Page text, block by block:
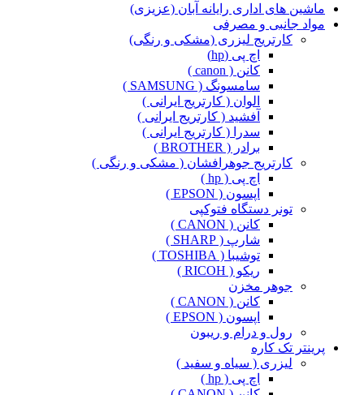
ماشین های اداری رایانه آبان (عزیزی)
مواد جانبی و مصرفی
کارتریج لیزری (مشکی و رنگی)
اچ پی (hp)
کانن ( canon )
سامسونگ ( SAMSUNG )
الوان ( کارتریج ایرانی )
آفشید ( کارتریج ایرانی )
سدرا ( کارتریج ایرانی )
برادر ( BROTHER )
کارتریج جوهرافشان ( مشکی و رنگی )
اچ پی ( hp )
اپسون ( EPSON )
تونر دستگاه فتوکپی
کانن ( CANON )
شارپ ( SHARP )
توشیبا ( TOSHIBA )
ریکو ( RICOH )
جوهر مخزن
کانن ( CANON )
اپسون ( EPSON )
رول و درام و ریبون
پرینتر تک کاره
لیزری ( سیاه و سفید )
اچ پی ( hp )